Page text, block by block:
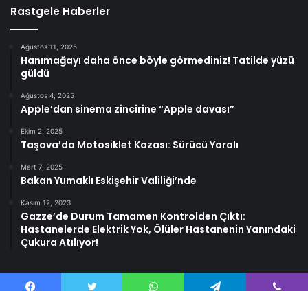
Rastgele Haberler
Ağustos 11, 2025
Hanımağayı daha önce böyle görmediniz! Tatilde yüzü
güldü
Ağustos 4, 2025
Apple’dan sinema zincirine “Apple davası”
Ekim 2, 2025
Taşova’da Motosiklet Kazası: Sürücü Yaralı
Mart 7, 2025
Bakan Yumaklı Eskişehir Valiliği’nde
Kasım 12, 2023
Gazze’de Durum Tamamen Kontrolden Çıktı:
Hastanelerde Elektrik Yok, Ölüler Hastanenin Yanındaki
Çukura Atılıyor!